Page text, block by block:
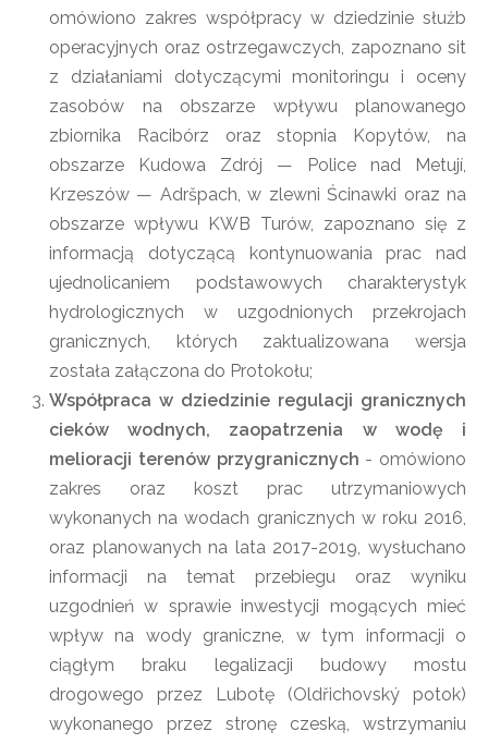
omówiono zakres współpracy w dziedzinie służb
operacyjnych oraz ostrzegawczych, zapoznano sit
z działaniami dotyczącymi monitoringu i oceny
zasobów na obszarze wpływu planowanego
zbiornika Racibórz oraz stopnia Kopytów, na
obszarze Kudowa Zdrój — Police nad Metují,
Krzeszów — Adršpach, w zlewni Ścinawki oraz na
obszarze wpływu KWB Turów, zapoznano się z
informacją dotyczącą kontynuowania prac nad
ujednolicaniem podstawowych charakterystyk
hydrologicznych w uzgodnionych przekrojach
granicznych, których zaktualizowana wersja
została załączona do Protokołu;
Współpraca w dziedzinie regulacji granicznych
cieków wodnych, zaopatrzenia w wodę i
melioracji terenów przygranicznych - omówiono
zakres oraz koszt prac utrzymaniowych
wykonanych na wodach granicznych w roku 2016,
oraz planowanych na lata 2017-2019, wysłuchano
informacji na temat przebiegu oraz wyniku
uzgodnień w sprawie inwestycji mogących mieć
wpływ na wody graniczne, w tym informacji o
ciągłym braku legalizacji budowy mostu
drogowego przez Lubotę (Oldřichovský potok)
wykonanego przez stronę czeską, wstrzymaniu